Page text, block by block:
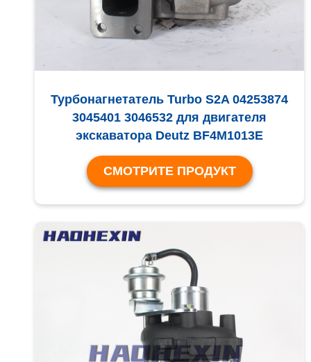
Турбонагнетатель Turbo S2A 04253874
3045401 3046532 для двигателя
экскаватора Deutz BF4M1013E
СМОТРИТЕ ПРОДУКТ